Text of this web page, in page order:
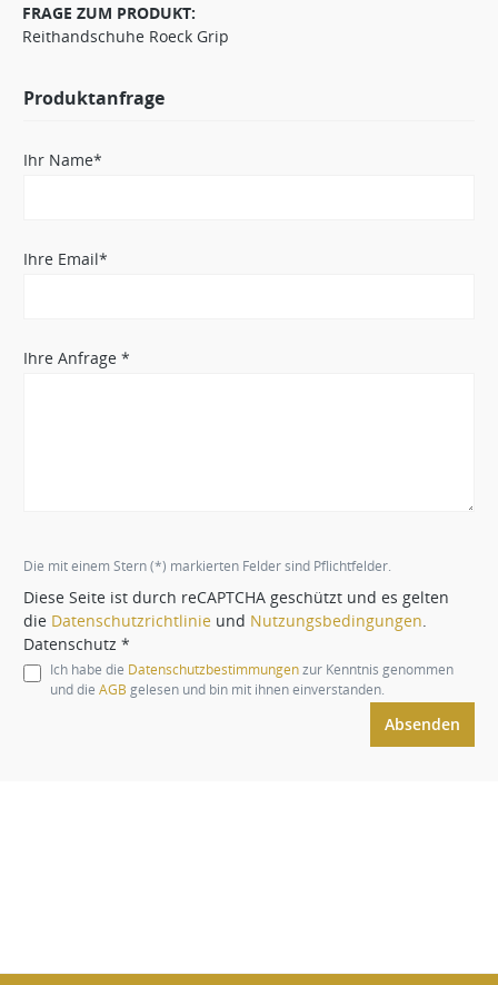
FRAGE ZUM PRODUKT:
Reithandschuhe Roeck Grip
Produktanfrage
Ihr Name*
Ihre Email*
Ihre Anfrage *
Die mit einem Stern (*) markierten Felder sind Pflichtfelder.
Diese Seite ist durch reCAPTCHA geschützt und es gelten
die Datenschutzrichtlinie und Nutzungsbedingungen
Datenschutz *
Ich habe die Datenschutzbestimmungenzur Kenntnis genommen
und die AGB gelesen und bin mit ihnen einverstanden.
Absenden